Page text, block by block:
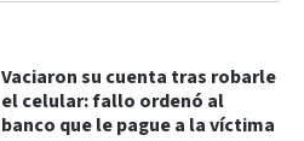
Vaciaron su cuenta tras robarle
el celular: fallo ordenó al
banco que le pague a la víctima